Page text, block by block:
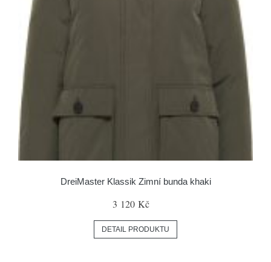
DreiMaster Klassik Zimní bunda khaki
3 120 Kč
DETAIL PRODUKTU